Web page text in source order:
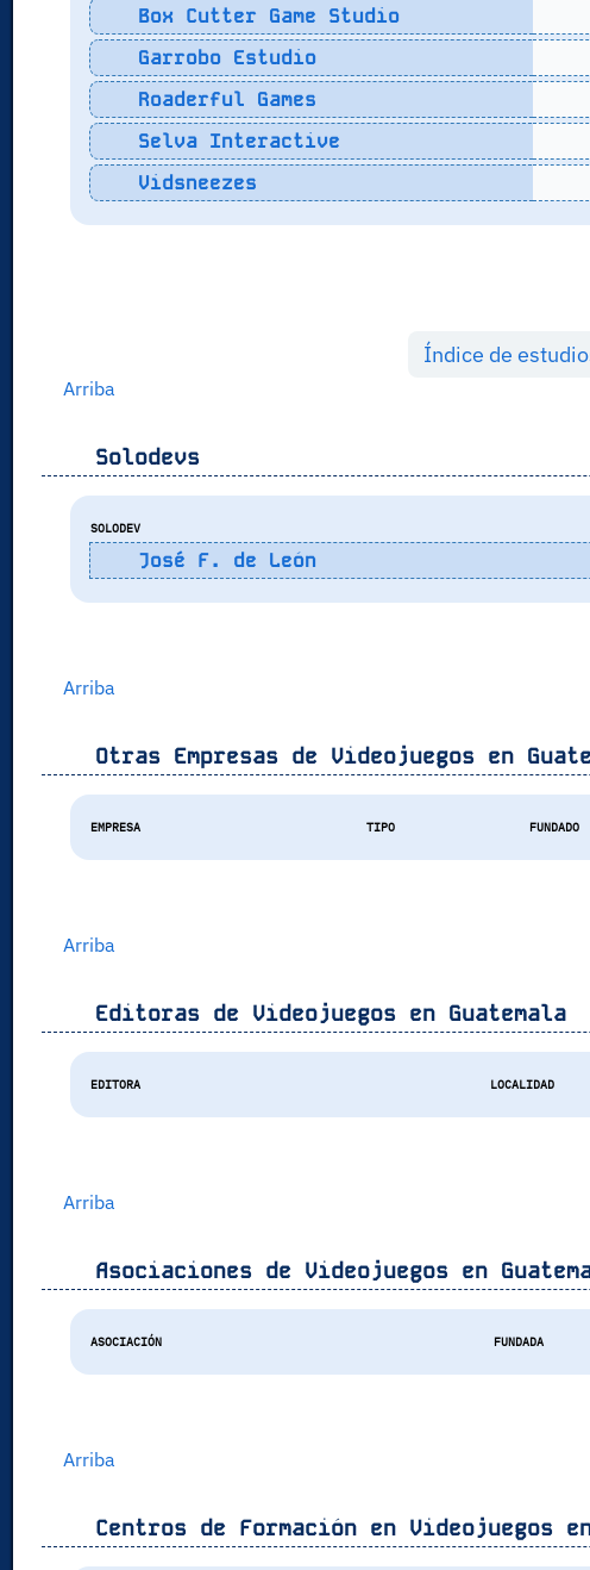
Box Cutter Game Studio
Garrobo Estudio
Roaderful Games
Selva Interactive
Vidsneezes
Índice de
Arriba
Solodevs
SOLODEV
José F. de León
Arriba
Otras Empresas de Videojuegos en
EMPRESA TIPO FUNDADO
Arriba
Editoras de Videojuegos en Guatemala
EDITORA LOCALIDAD
Arriba
Asociaciones de Videojuegos en
ASOCIACIÓN FUNDADA
Arriba
Centros de Formación en Videojuegos